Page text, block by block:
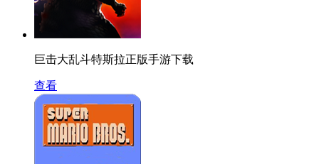
巨击大乱斗特斯拉正版手游下载
查看